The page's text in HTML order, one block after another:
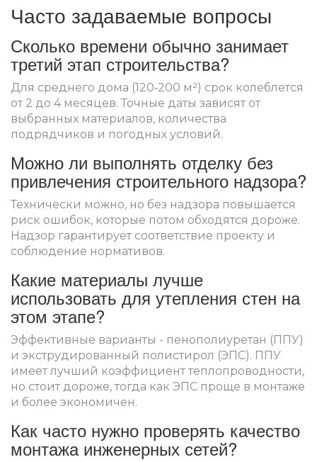
Часто задаваемые вопросы
Сколько времени обычно занимает
третий этап строительства?
Для среднего дома (120‑200 м²) срок колеблется
от 2 до 4 месяцев. Точные даты зависят от
выбранных материалов, количества
подрядчиков и погодных условий.
Можно ли выполнять отделку без
привлечения строительного надзора?
Технически можно, но без надзора повышается
риск ошибок, которые потом обходятся дороже.
Надзор гарантирует соответствие проекту и
соблюдение нормативов.
Какие материалы лучше
использовать для утепления стен на
этом этапе?
Эффективные варианты - пенополиуретан (ППУ)
и экструдированный полистирол (ЭПС). ППУ
имеет лучший коэффициент теплопроводности,
но стоит дороже, тогда как ЭПС проще в монтаже
и более экономичен.
Как часто нужно проверять качество
монтажа инженерных сетей?